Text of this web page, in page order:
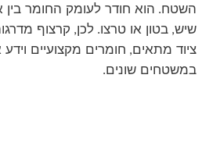
השטח. הוא חודר לעומק החומר
שיש, בטון או טרצו. לכן, קרצוף
ציוד מתאים, חומרים מקצועיים
במשטחים שונים.